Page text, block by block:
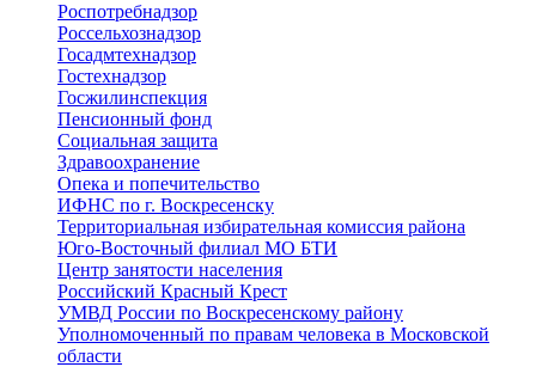
Роспотребнадзор
Россельхознадзор
Госадмтехнадзор
Гостехнадзор
Госжилинспекция
Пенсионный фонд
Социальная защита
Здравоохранение
Опека и попечительство
ИФНС по г. Воскресенску
Территориальная избирательная комиссия района
Юго-Восточный филиал МО БТИ
Центр занятости населения
Российский Красный Крест
УМВД России по Воскресенскому району
Уполномоченный по правам человека в Московской
области